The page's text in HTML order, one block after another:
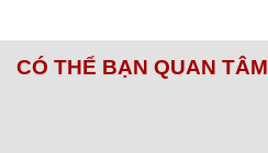
CÓ THỂ BẠN QUAN TÂM